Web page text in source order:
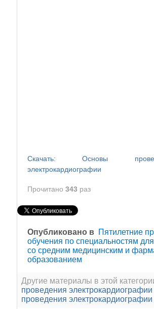
Скачать: Основы
электрокардиографии
Прочитано 343 раз
Опубликовано в
Пятилетние
обучения по специальностям
со средним медицинским и
образованием
Другие материалы в этой
проведения электрокардиографии
проведения электрокардиографии